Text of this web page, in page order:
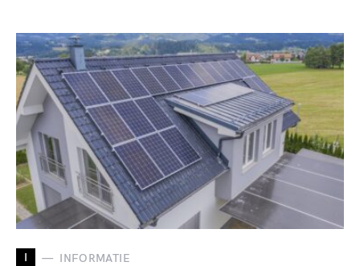
I INFORMATIE